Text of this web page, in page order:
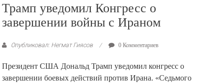
Трамп уведомил Конгресс о
завершении войны с Ираном
Опубликовал: Негмат Гиясов 0 Комментариев
Президент США Дональд Трамп уведомил конгресс о
завершении боевых действий против Ирана. «Седьмого